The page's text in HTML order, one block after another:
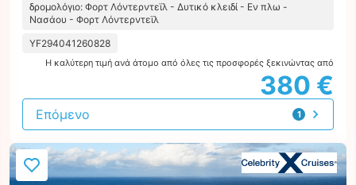
δρομολόγιο: Φορτ Λόντερντεϊλ - Δυτικό κλειδί - Εν πλω -
Νασάου - Φορτ Λόντερντεϊλ
YF294041260828
Η καλύτερη τιμή ανά άτομο από όλες τις προσφορές ξεκινώντας από
380 €
1
προσφορά
Επόμενο